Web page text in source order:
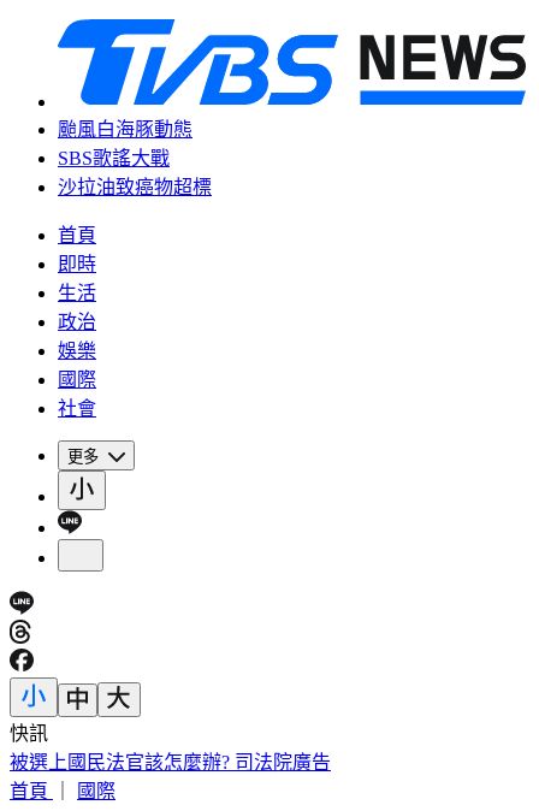
颱風白海豚動態
SBS歌謠大戰
沙拉油致癌物超標
首頁
即時
生活
政治
娛樂
國際
社會
更多
快訊
IU無預警召喚前男友 韓網替「她」心疼：很不舒服
首頁
國際